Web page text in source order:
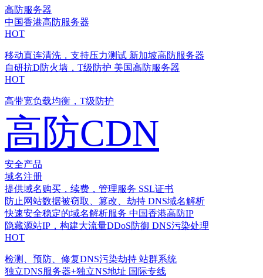
高防服务器
中国香港高防服务器
HOT
移动直连清洗，支持压力测试 新加坡高防服务器
自研抗D防火墙，T级防护 美国高防服务器
HOT
高带宽负载均衡，T级防护
高防CDN
安全产品
域名注册
提供域名购买，续费，管理服务 SSL证书
防止网站数据被窃取、篡改、劫持 DNS域名解析
快速安全稳定的域名解析服务 中国香港高防IP
隐藏源站IP，构建大流量DDoS防御 DNS污染处理
HOT
检测、预防、修复DNS污染劫持 站群系统
独立DNS服务器+独立NS地址 国际专线